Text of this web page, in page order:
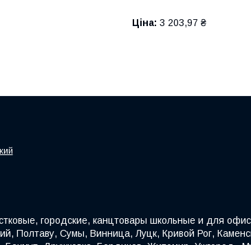
Ціна: 3 203,97 ₴
городские, канцтовары школьные и для
Полтаву, Сумы, Винница, Луцк, Кривой Рог,